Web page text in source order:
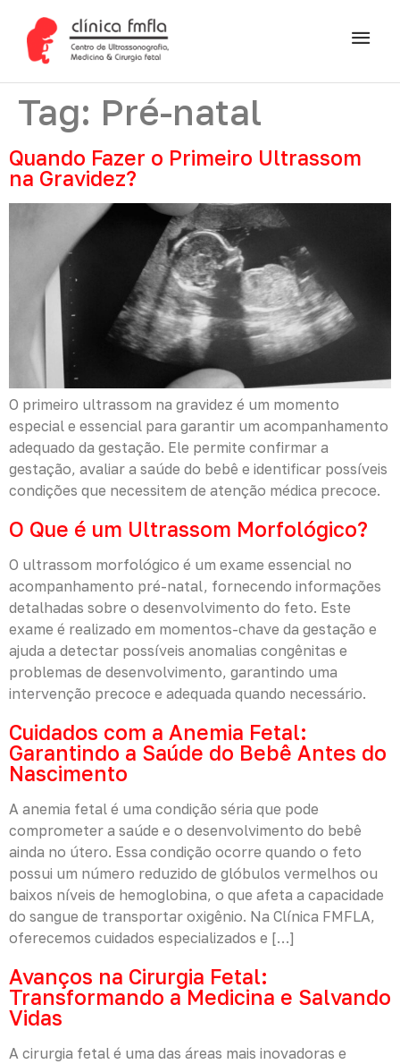
Tag: Pré-natal
Quando Fazer o Primeiro Ultrassom
na Gravidez?
O primeiro ultrassom na gravidez é um momento
especial e essencial para garantir um acompanhamento
adequado da gestação. Ele permite confirmar a
gestação, avaliar a saúde do bebê e identificar possíveis
condições que necessitem de atenção médica precoce.
O Que é um Ultrassom Morfológico?
O ultrassom morfológico é um exame essencial no
acompanhamento pré-natal, fornecendo informações
detalhadas sobre o desenvolvimento do feto. Este
exame é realizado em momentos-chave da gestação e
ajuda a detectar possíveis anomalias congênitas e
problemas de desenvolvimento, garantindo uma
intervenção precoce e adequada quando necessário.
Cuidados com a Anemia Fetal:
Garantindo a Saúde do Bebê Antes do
Nascimento
A anemia fetal é uma condição séria que pode
comprometer a saúde e o desenvolvimento do bebê
ainda no útero. Essa condição ocorre quando o feto
possui um número reduzido de glóbulos vermelhos ou
baixos níveis de hemoglobina, o que afeta a capacidade
do sangue de transportar oxigênio. Na Clínica FMFLA,
oferecemos cuidados especializados e […]
Avanços na Cirurgia Fetal:
Transformando a Medicina e Salvando
Vidas
A cirurgia fetal é uma das áreas mais inovadoras e